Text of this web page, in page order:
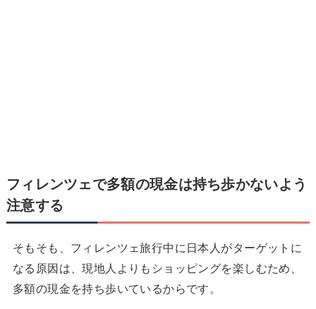
フィレンツェで多額の現金は持ち歩かないよう
注意する
そもそも、フィレンツェ旅行中に日本人がターゲットに
なる原因は、現地人よりもショッピングを楽しむため、
多額の現金を持ち歩いているからです。